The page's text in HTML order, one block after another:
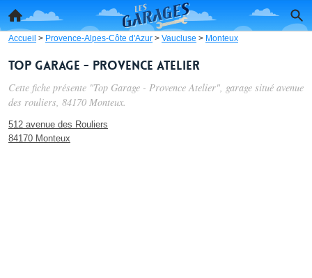
Accueil > Provence-Alpes-Côte d'Azur > Vaucluse > Monteux
Top Garage - Provence Atelier
Cette fiche présente "Top Garage - Provence Atelier", garage situé avenue
des rouliers, 84170 Monteux.
512 avenue des Rouliers
84170 Monteux